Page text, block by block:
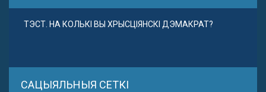
ТЭСТ. НА КОЛЬКІ ВЫ ХРЫСЦІЯНСКІ ДЭМАКРАТ?
САЦЫЯЛЬНЫЯ СЕТКІ